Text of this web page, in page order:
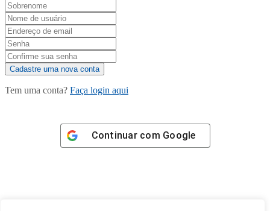
Tem uma conta? Faça login aqui
Continuar com Google